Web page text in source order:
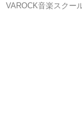
VAROCK音楽スクー